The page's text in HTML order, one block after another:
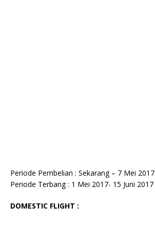
Periode Pembelian : Sekarang – 7 Mei 2017
Periode Terbang : 1 Mei 2017- 15 Juni 2017
DOMESTIC FLIGHT :